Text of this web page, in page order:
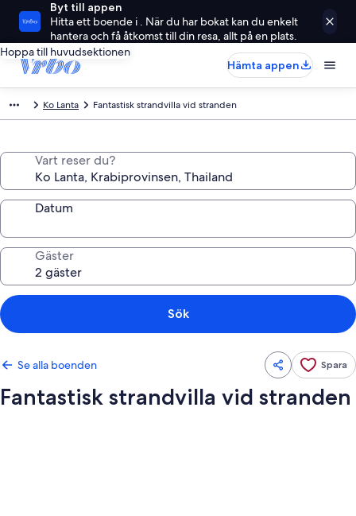
Byt till appen
Hitta ett boende i . När du har bokat kan du enkelt
hantera och få åtkomst till din resa, allt på en plats.
Hoppa till huvudsektionen
Hämta appen
Ko Lanta Fantastisk strandvilla vid stranden
Vart reser du?
Datum
Gäster
Sök
Se alla boenden Spara
Fantastisk strandvilla vid stranden